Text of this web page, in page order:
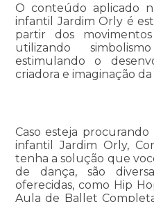
O conteúdo aplicado
infantil Jardim Orly é
partir dos
utilizando
estimulando o
criadora e imaginação da
Caso esteja
infantil Jardim Orly,
tenha a solução que
de dança, são
oferecidas, como Hip
Aula de Ballet